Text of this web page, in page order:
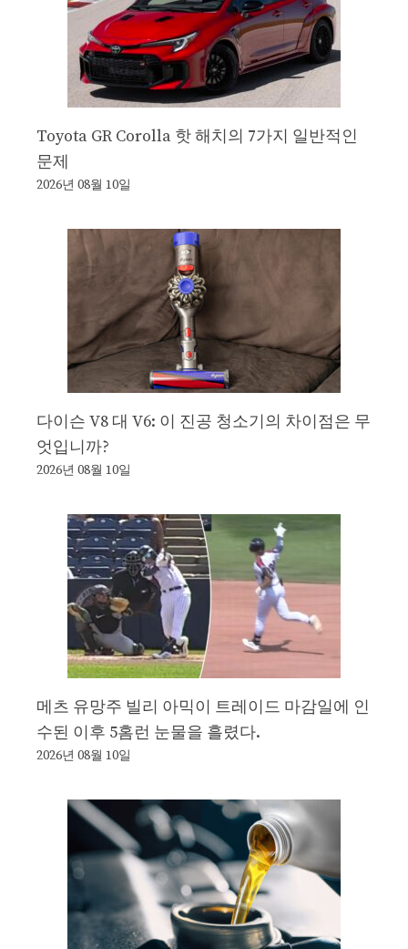
Toyota GR Corolla 핫 해치의 7가지 일반적인
문제
2026년 08월 10일
다이슨 V8 대 V6: 이 진공 청소기의 차이점은 무
엇입니까?
2026년 08월 10일
메츠 유망주 빌리 아믹이 트레이드 마감일에 인
수된 이후 5홈런 눈물을 흘렸다.
2026년 08월 10일